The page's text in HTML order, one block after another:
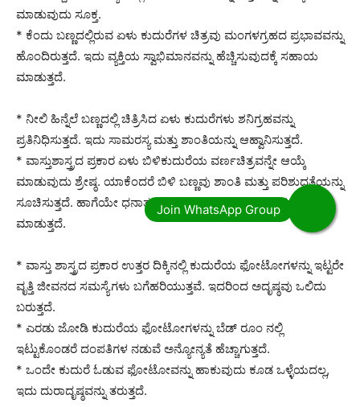
ಮಾಡುವುದು ಸೂಕ್ತ.
* ಕೆಂದು ಬಣ್ಣದಲ್ಲಿರುವ ಏಳು ಕುದುರೆಗಳ ಚಿತ್ರವು ಮಂಗಳಗ್ರಹದ ಪ್ರಭಾವವನ್ನು
ಹೊಂದಿರುತ್ತದೆ. ಇದು ವ್ಯಕ್ತಿಯ ಸ್ವಾಭಿಮಾನವನ್ನು ಹೆಚ್ಚಿಸುವುದಕ್ಕೆ ಸಹಾಯ
ಮಾಡುತ್ತದೆ.
* ನೀಲಿ ಹಿನ್ನೆಲೆ ಬಣ್ಣದಲ್ಲಿ ಚಿತ್ರಿಸಿದ ಏಳು ಕುದುರೆಗಳು ಶನಿಗ್ರಹವನ್ನು
ಪ್ರತಿನಿಧಿಸುತ್ತದೆ. ಇದು ಸಾಮರಸ್ಯ ಮತ್ತು ಶಾಂತಿಯನ್ನು ಆಹ್ವಾನಿಸುತ್ತದೆ.
* ವಾಸ್ತುಶಾಸ್ತ್ರದ ಪ್ರಕಾರ ಏಳು ಬಿಳಿಕುದುರೆಯ ವರ್ಣಚಿತ್ರವನ್ನೇ ಆಯ್ಕೆ
ಮಾಡುವುದು ಶ್ರೇಷ್ಠ. ಯಾಕೆಂದರೆ ಬಿಳಿ ಬಣ್ಣವು ಶಾಂತಿ ಮತ್ತು ಪರಿಶುದ್ಧತೆಯನ್ನು
ಸೂಚಿಸುತ್ತದೆ. ಹಾಗೆಯೇ ಧನಾತ್ಮಕ ಭಾವನೆಗಳನ್ನು ಆಕರ್ಷಿಸಲು ಸಹಾಯ
ಮಾಡುತ್ತದೆ.
* ವಾಸ್ತು ಶಾಸ್ತ್ರದ ಪ್ರಕಾರ ಉತ್ತರ ದಿಕ್ಕಿನಲ್ಲಿ ಕುದುರೆಯ ಫೋಟೋಗಳನ್ನು ಇಟ್ಟರೇ
ವೃತ್ತಿ ಜೀವನದ ಸಮಸ್ಯೆಗಳು ಬಗೆಹರಿಯುತ್ತವೆ. ಇದರಿಂದ ಅದೃಷ್ಠವು ಒಲಿದು
ಬರುತ್ತದೆ.
* ಎರಡು ಜೋಡಿ ಕುದುರೆಯ ಫೋಟೋಗಳನ್ನು ಬೆಡ್ ರೂಂ ನಲ್ಲಿ
ಇಟ್ಟುಕೊಂಡರೆ ದಂಪತಿಗಳ ನಡುವೆ ಅನ್ಯೋನ್ಯತೆ ಹೆಚ್ಚಾಗುತ್ತದೆ.
* ಒಂದೇ ಕುದುರೆ ಓಡುವ ಫೋಟೋವನ್ನು ಹಾಕುವುದು ಕೂಡ ಒಳ್ಳೆಯದಲ್ಲ,
ಇದು ದುರಾದೃಷ್ಠವನ್ನು ತರುತ್ತದೆ.